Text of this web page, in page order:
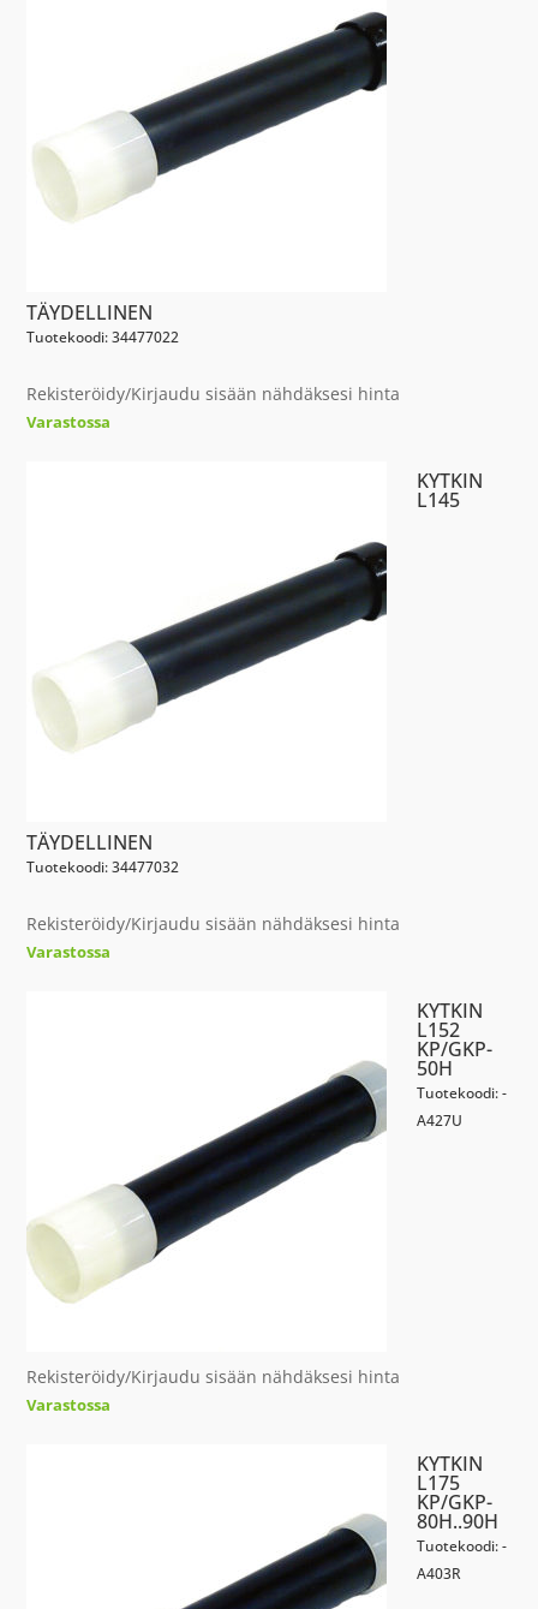
TÄYDELLINEN
Tuotekoodi: 34477022
Rekisteröidy/Kirjaudu sisään nähdäksesi hinta
Varastossa
KYTKIN
L145
TÄYDELLINEN
Tuotekoodi: 34477032
Rekisteröidy/Kirjaudu sisään nähdäksesi hinta
Varastossa
KYTKIN
L152
KP/GKP-
50H
Tuotekoodi: -
A427U
Rekisteröidy/Kirjaudu sisään nähdäksesi hinta
Varastossa
KYTKIN
L175
KP/GKP-
80H..90H
Tuotekoodi: -
A403R